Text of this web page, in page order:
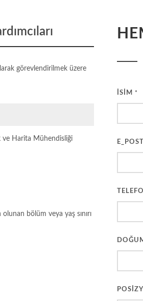
görevlendirilmek üzere
ve Harita Mühendisliği
bölüm veya yaş sınırı
İSİM*